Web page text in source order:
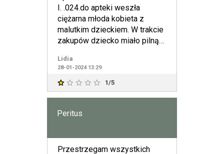
I. .024.do apteki weszła
ciężarna młoda kobieta z
malutkim dzieckiem. W trakcie
zakupów dziecko miało pilną
Lidia
28-01-2024 13:29
1/5
Peritus
Przestrzegam wszystkich